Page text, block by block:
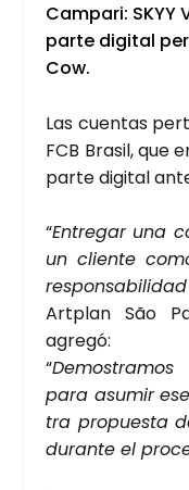
Cam­pa­ri: SKYY
par­te digi­tal
Cow.
Las cuen­tas
FCB Bra­sil, que
par­te digi­tal
“Entre­gar una
un clien­te
Art­plan São
agre­gó:
“
para asu­mir
tra pro­pues­ta
duran­te el